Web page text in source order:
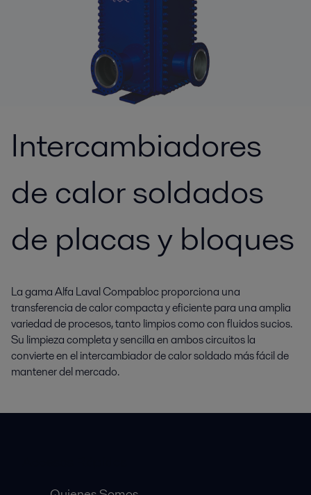
Intercambiadores
de calor soldados
de placas y bloques
La gama Alfa Laval Compabloc proporciona una
transferencia de calor compacta y eficiente para una amplia
variedad de procesos, tanto limpios como con fluidos sucios.
Su limpieza completa y sencilla en ambos circuitos la
convierte en el intercambiador de calor soldado más fácil de
mantener del mercado.